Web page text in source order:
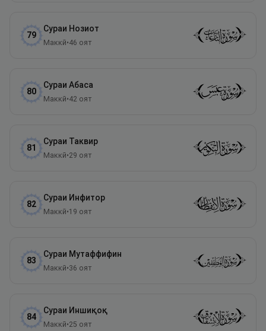
79
Сураи Нозиот
Маккӣ•46 оят
80
Сураи Абаса
Маккӣ•42 оят
81
Сураи Таквир
Маккӣ•29 оят
82
Сураи Инфитор
Маккӣ•19 оят
83
Сураи Мутаффифин
Маккӣ•36 оят
84
Сураи Иншиқоқ
Маккӣ•25 оят